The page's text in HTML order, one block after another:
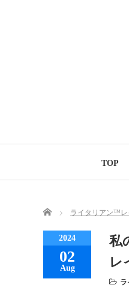
TOP
Home ライタリアン™
2024
02
Aug
私
レ